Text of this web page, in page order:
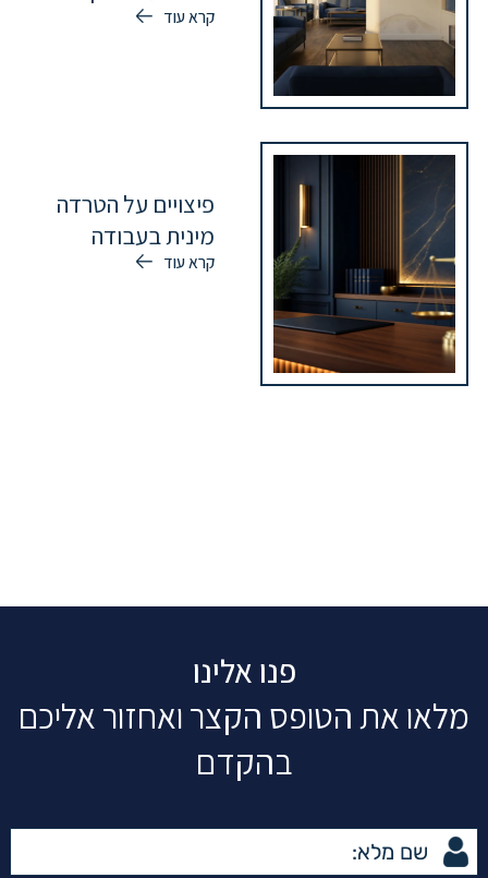
קרא עוד
פיצויים על הטרדה
מינית בעבודה
קרא עוד
פנו אלינו
מלאו את הטופס הקצר ואחזור אליכם
בהקדם